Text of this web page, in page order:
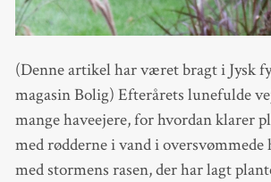
(Denne artikel har været bragt i Jysk
magasin Bolig) Efterårets lunefulde
mange haveejere, for hvordan klarer
med rødderne i vand i oversvømmede
med stormens rasen, der har lagt